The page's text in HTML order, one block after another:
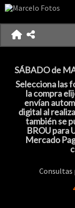
SÁBADO de
Selecciona las
la compra
envían
digital al
también se
BROU para
Mercado
Consultas